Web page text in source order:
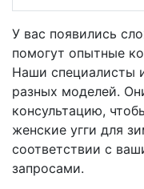
У вас появились
помогут опытные
Наши специалисты
разных моделей.
консультацию,
женские угги для
соответствии с
запросами.